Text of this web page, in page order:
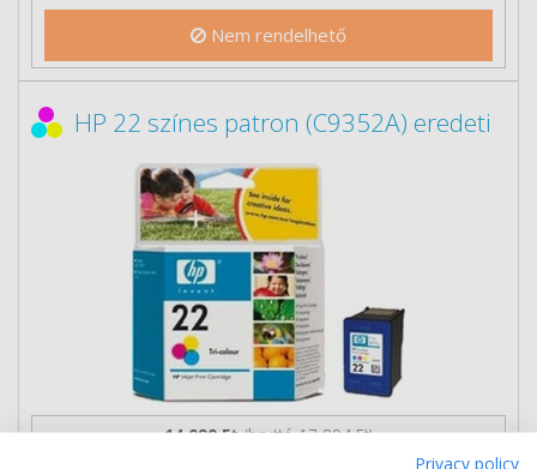
Nem rendelhető
HP 22 színes patron (C9352A) eredeti
14 090 Ft (bruttó 17 894 Ft)
Privacy policy